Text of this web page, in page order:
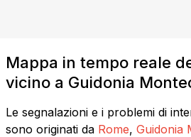
Mappa in tempo reale
vicino a Guidonia
Le segnalazioni e i problemi di
sono originati da Rome, Guidonia